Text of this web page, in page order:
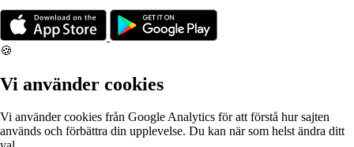
🍪
Vi använder cookies
Vi använder cookies från Google Analytics för att förstå hur sajten
används och förbättra din upplevelse. Du kan när som helst ändra ditt